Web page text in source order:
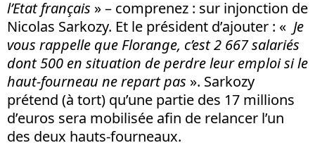
l’Etat français » – comprenez : sur injonction de
Nicolas Sarkozy. Et le président d’ajouter : « Je
vous rappelle que Florange, c’est 2 667 salariés
dont 500 en situation de perdre leur emploi si le
haut-fourneau ne repart pas ». Sarkozy
prétend (à tort) qu’une partie des 17 millions
d’euros sera mobilisée afin de relancer l’un
des deux hauts-fourneaux.